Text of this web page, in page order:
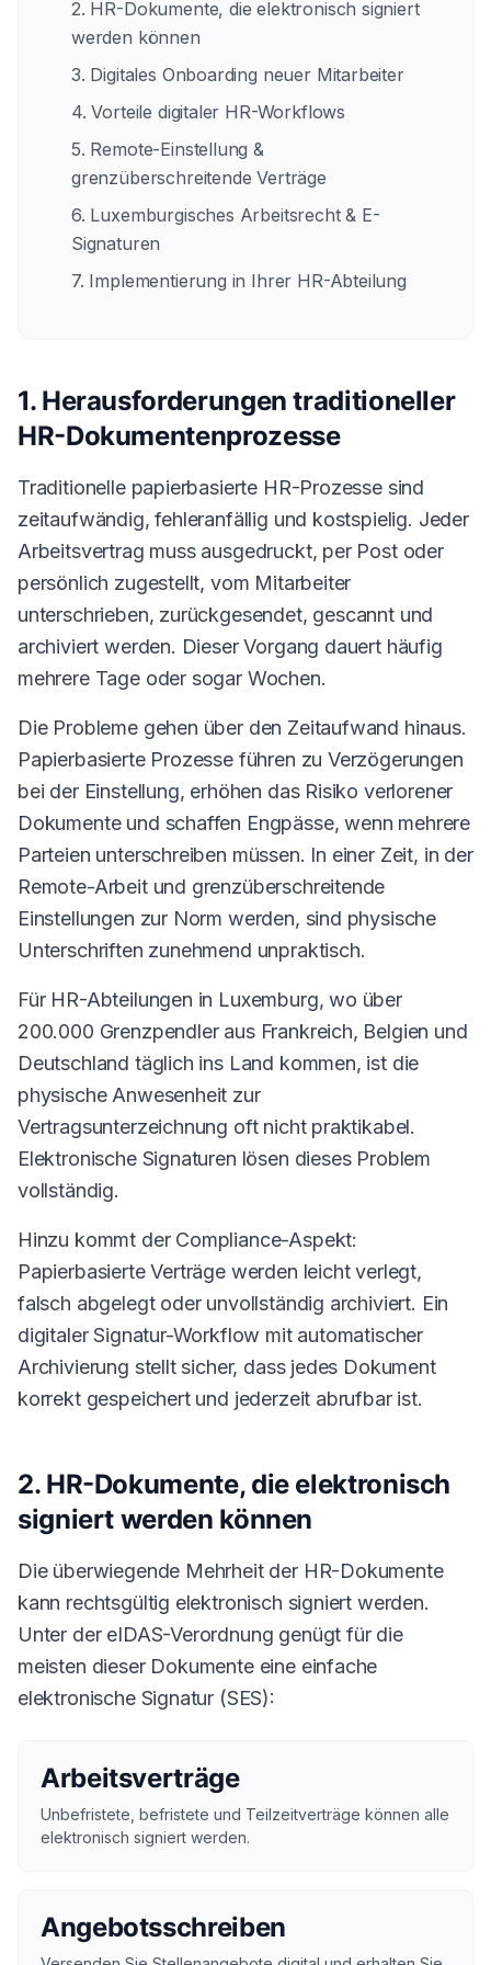
2. HR-Dokumente, die elektronisch signiert
werden können
3. Digitales Onboarding neuer Mitarbeiter
4. Vorteile digitaler HR-Workflows
5. Remote-Einstellung &
grenzüberschreitende Verträge
6. Luxemburgisches Arbeitsrecht & E-
Signaturen
7. Implementierung in Ihrer HR-Abteilung
1. Herausforderungen traditioneller
HR-Dokumentenprozesse
Traditionelle papierbasierte HR-Prozesse sind
zeitaufwändig, fehleranfällig und kostspielig. Jeder
Arbeitsvertrag muss ausgedruckt, per Post oder
persönlich zugestellt, vom Mitarbeiter
unterschrieben, zurückgesendet, gescannt und
archiviert werden. Dieser Vorgang dauert häufig
mehrere Tage oder sogar Wochen.
Die Probleme gehen über den Zeitaufwand hinaus.
Papierbasierte Prozesse führen zu Verzögerungen
bei der Einstellung, erhöhen das Risiko verlorener
Dokumente und schaffen Engpässe, wenn mehrere
Parteien unterschreiben müssen. In einer Zeit, in der
Remote-Arbeit und grenzüberschreitende
Einstellungen zur Norm werden, sind physische
Unterschriften zunehmend unpraktisch.
Für HR-Abteilungen in Luxemburg, wo über
200.000 Grenzpendler aus Frankreich, Belgien und
Deutschland täglich ins Land kommen, ist die
physische Anwesenheit zur
Vertragsunterzeichnung oft nicht praktikabel.
Elektronische Signaturen lösen dieses Problem
vollständig.
Hinzu kommt der Compliance-Aspekt:
Papierbasierte Verträge werden leicht verlegt,
falsch abgelegt oder unvollständig archiviert. Ein
digitaler Signatur-Workflow mit automatischer
Archivierung stellt sicher, dass jedes Dokument
korrekt gespeichert und jederzeit abrufbar ist.
2. HR-Dokumente, die elektronisch
signiert werden können
Die überwiegende Mehrheit der HR-Dokumente
kann rechtsgültig elektronisch signiert werden.
Unter der eIDAS-Verordnung genügt für die
meisten dieser Dokumente eine einfache
elektronische Signatur (SES):
Arbeitsverträge
Unbefristete, befristete und Teilzeitverträge können alle
elektronisch signiert werden.
Angebotsschreiben